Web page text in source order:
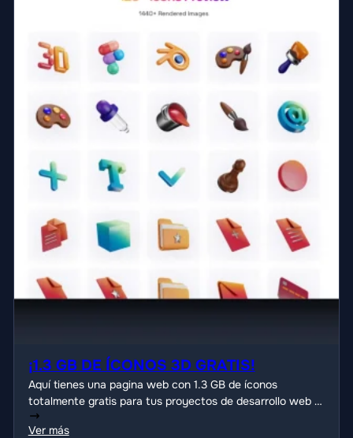
¡1.3 GB DE ÍCONOS 3D GRATIS!
Aquí tienes una pagina web con 1.3 GB de íconos
totalmente gratis para tus proyectos de desarrollo web o
diseño grafico.
Ver más